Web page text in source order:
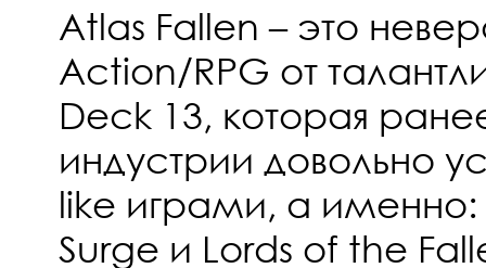
Atlas Fallen – это
Action/RPG от
Deck 13, которая
индустрии довольно
like играми, а именно:
Surge и Lords of the